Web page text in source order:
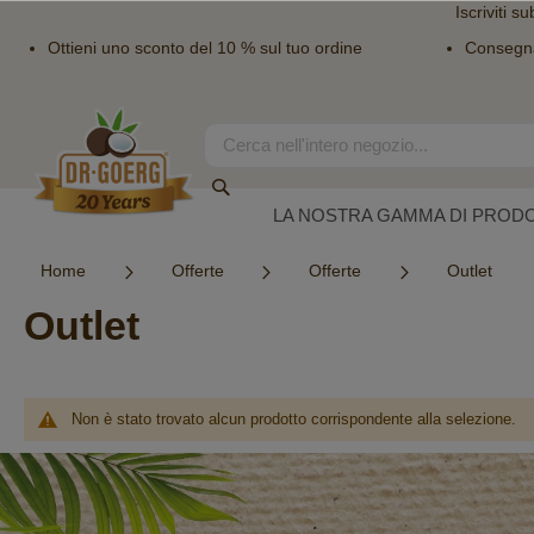
Iscriviti
Ottieni uno sconto del 10 % sul tuo ordine
contenuto
Search
LA NOSTRA GAMMA DI
Home Offerte Offerte Outlet
Outlet
Non è stato trovato alcun prodotto corrispondente alla selezione.